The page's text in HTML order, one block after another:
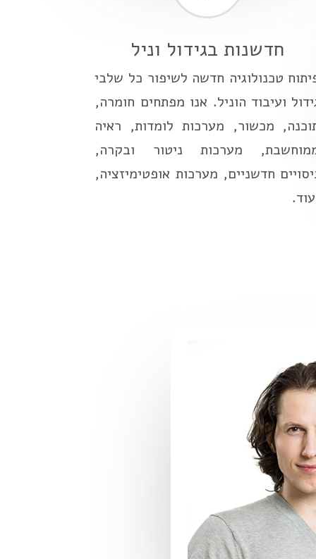
חדשנות בגידול וניל
טכנולוגיה חדשה לשיפור כל שלבי
ועיבוד הוניל. אנו מפתחים חומרה,
מכשור, מערכות לומדות, ראיה
מערכות ניטור ובקרה,
חדשניים, מערכות אופטימיזציה,